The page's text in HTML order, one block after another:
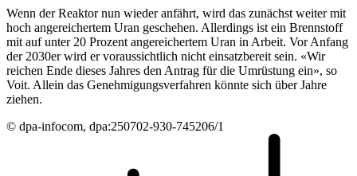
Wenn der Reaktor nun wieder anfährt, wird das zunächst weiter mit
hoch angereichertem Uran geschehen. Allerdings ist ein Brennstoff
mit auf unter 20 Prozent angereichertem Uran in Arbeit. Vor Anfang
der 2030er wird er voraussichtlich nicht einsatzbereit sein. «Wir
reichen Ende dieses Jahres den Antrag für die Umrüstung ein», so
Voit. Allein das Genehmigungsverfahren könnte sich über Jahre
ziehen.
© dpa-infocom, dpa:250702-930-745206/1